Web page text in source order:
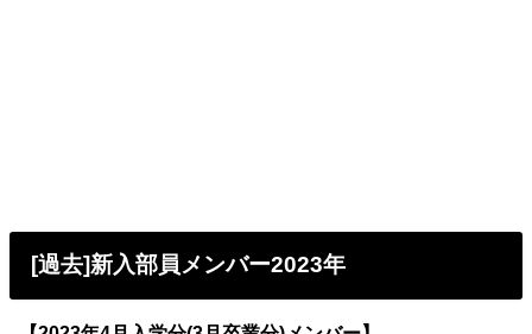
[過去]新入部員メンバー2023年